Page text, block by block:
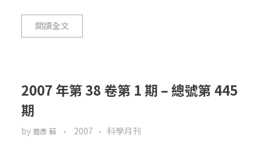
閱讀全文
2007 年第 38 卷第 1 期 – 總號第 445
期
by 裔彥 蘇 2007 科學月刊